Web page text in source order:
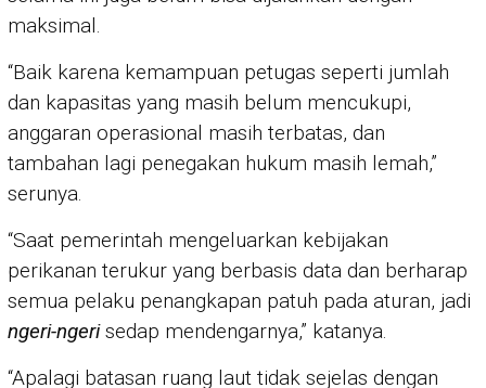
maksimal.
“Baik karena kemampuan petugas seperti jumlah
dan kapasitas yang masih belum mencukupi,
anggaran operasional masih terbatas, dan
tambahan lagi penegakan hukum masih lemah,”
serunya.
“Saat pemerintah mengeluarkan kebijakan
perikanan terukur yang berbasis data dan berharap
semua pelaku penangkapan patuh pada aturan, jadi
ngeri-ngerisedap mendengarnya,” katanya.
“Apalagi batasan ruang laut tidak sejelas dengan